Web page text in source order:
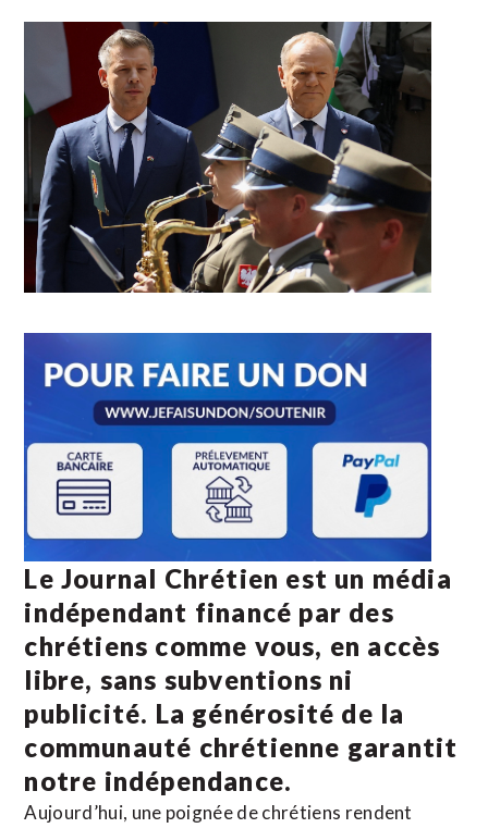
Le Journal Chrétien est un média
indépendant financé par des
chrétiens comme vous, en accès
libre, sans subventions ni
publicité. La générosité de la
communauté chrétienne garantit
notre indépendance.
Aujourd’hui, une poignée de chrétiens rendent